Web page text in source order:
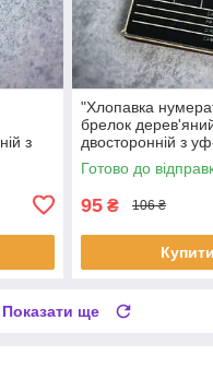
з
"Хлопавка
брелок
двосторонній з
Готово до
95 ₴ 106 ₴
Купити
Показати ще